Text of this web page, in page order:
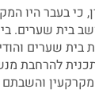
כי בעבר היו
בית שערים
להרחבת
והשבתם